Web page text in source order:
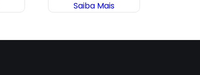
Saiba Mais